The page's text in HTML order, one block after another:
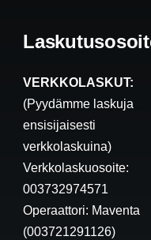
VERKKOLASKUT:
(Pyydämme laskuja
ensisijaisesti
verkkolaskuina)
Verkkolaskuosoite:
003732974571
Operaattori: Maventa
(003721291126)